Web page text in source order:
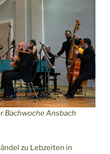
Bachwoche Ansbach
zu Lebzeiten in